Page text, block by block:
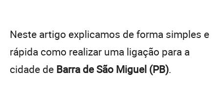
Neste artigo explicamos de forma simples e
rápida como realizar uma ligação para a
cidade de Barra de São Miguel (PB).